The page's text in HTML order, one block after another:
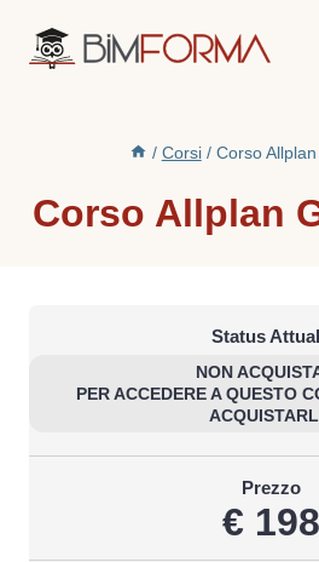
/ Corsi / Corso
Corso Allplan
Status
NON
PER ACCEDERE A QUESTO
Prezzo
€ 198